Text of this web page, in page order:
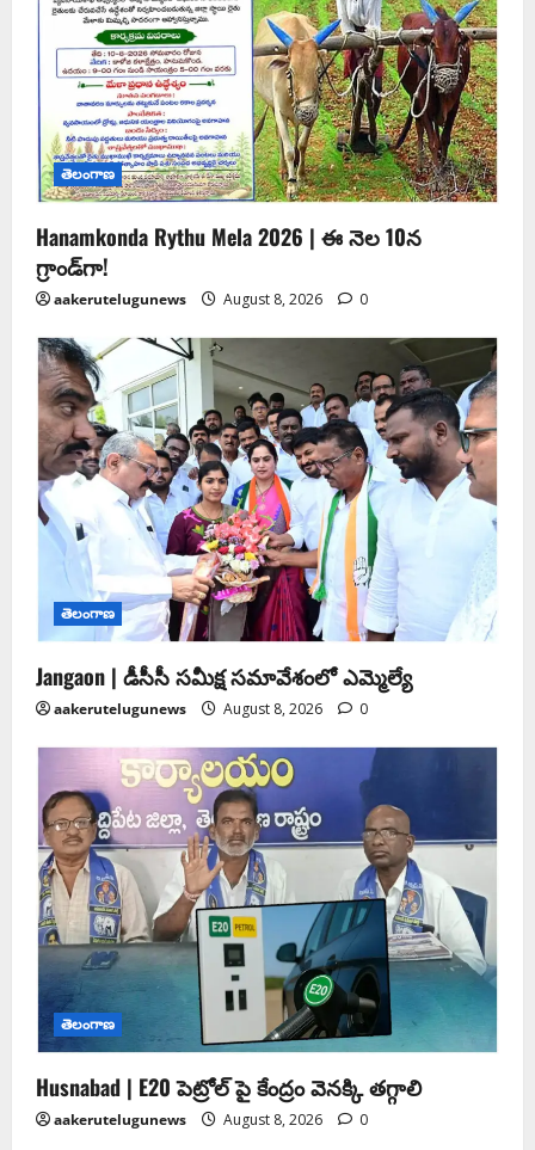
తెలంగాణ
Hanamkonda Rythu Mela 2026 | ఈ నెల 10న
గ్రాండ్‌గా!
aakerutelugunews August 8, 2026 0
తెలంగాణ
Jangaon | డీసీసీ సమీక్ష సమావేశంలో ఎమ్మెల్యే
aakerutelugunews August 8, 2026 0
తెలంగాణ
Husnabad | E20 పెట్రోల్ పై కేంద్రం వెనక్కి తగ్గాలి
aakerutelugunews August 8, 2026 0